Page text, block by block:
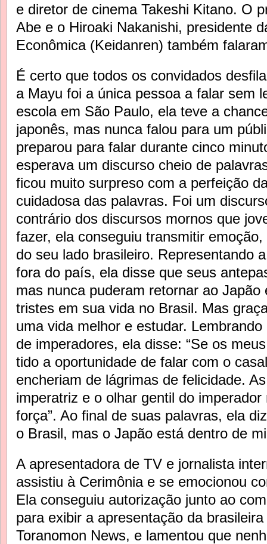
e diretor de cinema Takeshi Kitano. O
Abe e o Hiroaki Nakanishi, presidente
Econômica (Keidanren) também
É certo que todos os convidados
a Mayu foi a única pessoa a falar sem
escola em São Paulo, ela teve a
japonês, mas nunca falou para um
preparou para falar durante cinco
esperava um discurso cheio de
ficou muito surpreso com a perfeição
cuidadosa das palavras. Foi um
contrário dos discursos mornos que
fazer, ela conseguiu transmitir
do seu lado brasileiro. Representando
fora do país, ela disse que seus
mas nunca puderam retornar ao
tristes em sua vida no Brasil. Mas
uma vida melhor e estudar.
de imperadores, ela disse: “Se os
tido a oportunidade de falar com o
encheriam de lágrimas de felicidade.
imperatriz e o olhar gentil do
força”. Ao final de suas palavras, ela
o Brasil, mas o Japão está dentro de
A apresentadora de TV e jornalista
assistiu à Cerimônia e se emocionou
Ela conseguiu autorização junto ao
para exibir a apresentação da
Toranomon News, e lamentou que